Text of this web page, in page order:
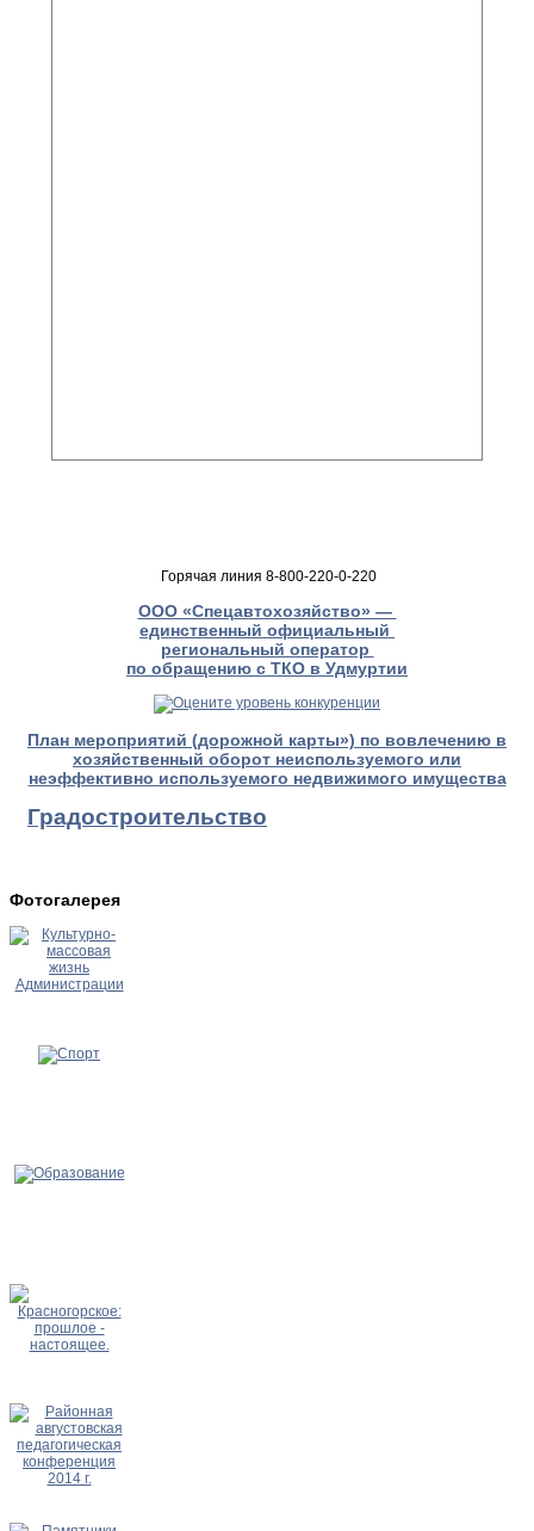
Горячая линия 8-800-220-0-220
ООО «Спецавтохозяйство» —
единственный официальный
региональный оператор
по обращению с ТКО в Удмуртии
План мероприятий (дорожной карты») по вовлечению в
хозяйственный оборот неиспользуемого или
неэффективно используемого недвижимого имущества
Градостроительство
Фотогалерея